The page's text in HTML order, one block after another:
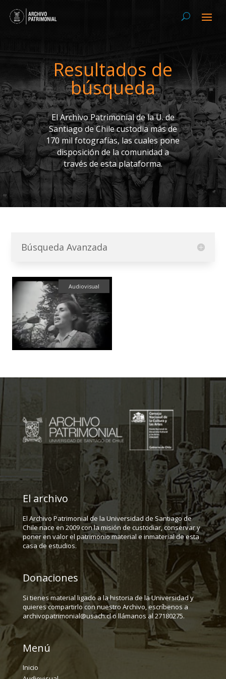
Resultados de
búsqueda
El Archivo Patrimonial de la U. de
Santiago de Chile custodia más de
170 mil fotografías, las cuales pone
disposición de la comunidad a
través de esta plataforma.
Búsqueda Avanzada
Audiovisual
El archivo
El Archivo Patrimonial de la Universidad de Santiago de
Chile nace en 2009 con la misión de custodiar, conservar y
poner en valor el patrimonio material e inmaterial de esta
casa de estudios.
Donaciones
Si tienes material ligado a la historia de la Universidad y
quieres compartirlo con nuestro Archivo, escríbenos a
archivopatrimonial@usach.cl o llámanos al 27180275.
Menú
Inicio